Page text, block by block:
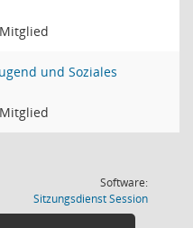
und Soziales
Software:
SitzungsdienstSession(Wird in